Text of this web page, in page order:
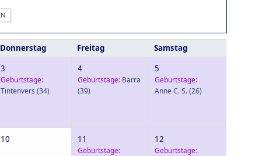
Donnerstag Freitag Samstag
3
Geburtstage:
Tintenvers (34)
4
Geburtstage: Barra
(39)
5
Geburtstage:
Anne C. S.(26)
10 11
Geburtstage:
12
Geburtstage: